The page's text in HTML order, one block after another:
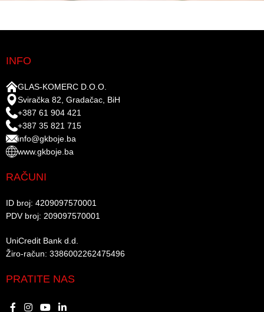
INFO
GLAS-KOMERC D.O.O.
Sviračka 82, Gradačac, BiH
+387 61 904 421
+387 35 821 715
info@gkboje.ba
www.gkboje.ba
RAČUNI
ID broj: 4209097570001​
PDV broj: 209097570001 ​
UniCredit Bank d.d.​
Žiro-račun: 3386002262475496​​
PRATITE NAS